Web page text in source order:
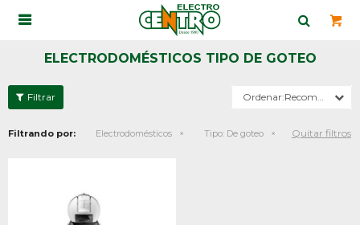

ELECTRODOMÉSTICOS TIPO DE GOTEO
Recomendados
Filtrando por: Electrodomésticos Tipo: De goteo Quitar filtros